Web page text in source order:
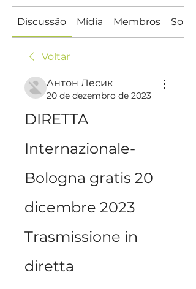
Discussão Mídia Membros Sobre
Voltar
Антон Лесик
20 de dezembro de 2023
DIRETTA
Internazionale-
Bologna gratis 20
dicembre 2023
Trasmissione in
diretta